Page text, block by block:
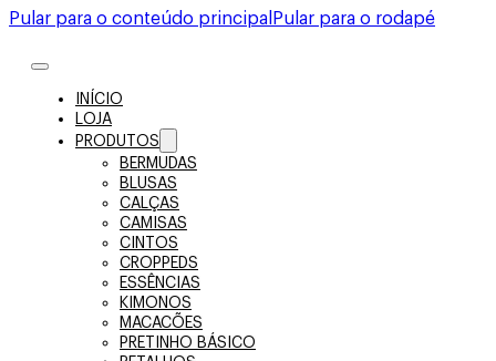
Pular para o conteúdo principal Pular para o rodapé
INÍCIO
LOJA
PRODUTOS
BERMUDAS
BLUSAS
CALÇAS
CAMISAS
CINTOS
CROPPEDS
ESSÊNCIAS
KIMONOS
MACACÕES
PRETINHO BÁSICO